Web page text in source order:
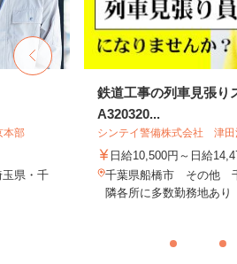
部
県・千
鉄道工事の列車見張り
A320320...
シンテイ警備株式会社 津田
日給10,500円～日給
千葉県船橋市 その他
隣各所に多数勤務地あり